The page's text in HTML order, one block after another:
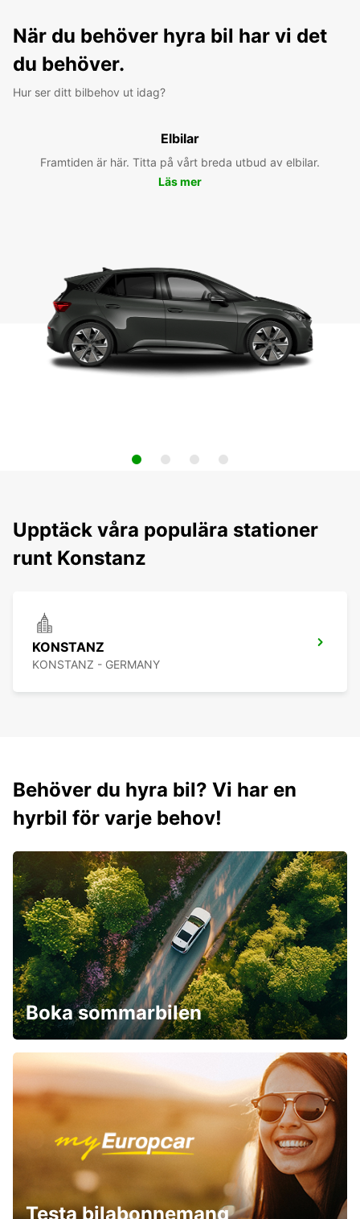
När du behöver hyra bil har vi det
du behöver.
Hur ser ditt bilbehov ut idag?
Elbilar
Framtiden är här. Titta på vårt breda utbud av elbilar.
Läs mer
Upptäck våra populära stationer
runt Konstanz
KONSTANZ
KONSTANZ - GERMANY
Behöver du hyra bil? Vi har en
hyrbil för varje behov!
Boka sommarbilen
Testa bilabonnemang